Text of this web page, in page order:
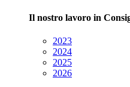
Il nostro lavoro in
2023
2024
2025
2026